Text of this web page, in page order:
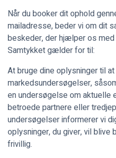
Når du booker dit ophold
mailadresse, beder vi om dit
beskeder, der hjælper os
Samtykket gælder for til:
At bruge dine oplysninger til
markedsundersøgelser,
en undersøgelse om aktuelle
betroede partnere eller
undersøgelser informerer vi
oplysninger, du giver, vil blive
frivillig.